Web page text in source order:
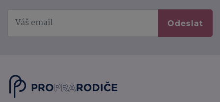
Odeslat